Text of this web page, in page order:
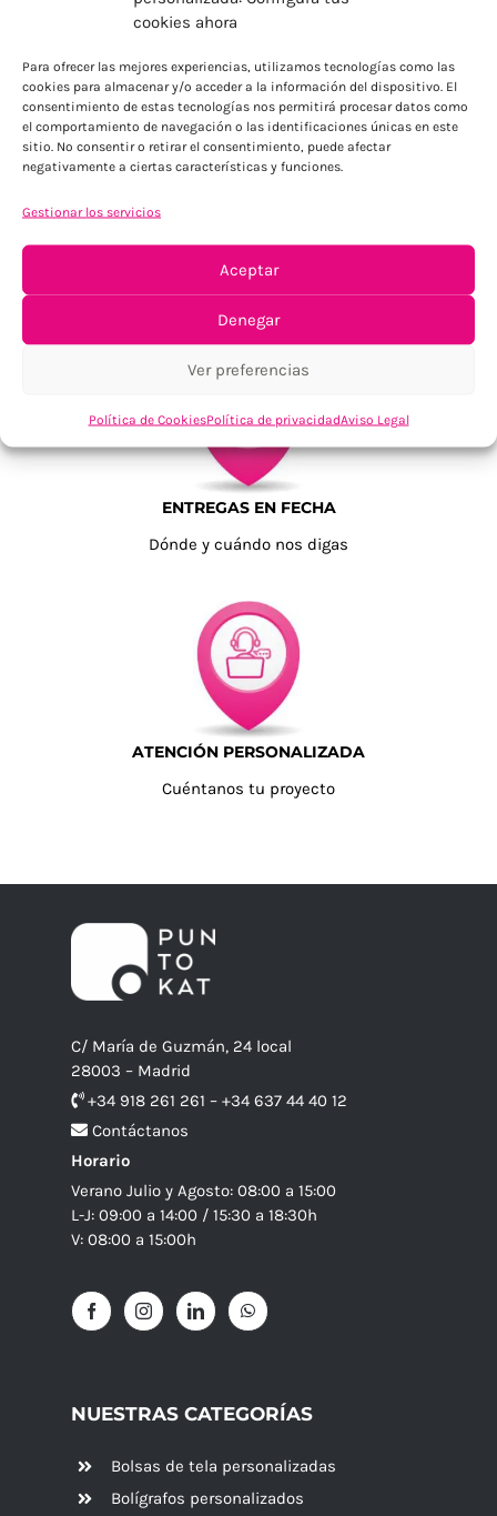
cookies ahora
Para ofrecer las mejores experiencias, utilizamos tecnologías como las
cookies para almacenar y/o acceder a la información del dispositivo. El
consentimiento de estas tecnologías nos permitirá procesar datos como
el comportamiento de navegación o las identificaciones únicas en este
sitio. No consentir o retirar el consentimiento, puede afectar
negativamente a ciertas características y funciones.
Gestionar los servicios
Aceptar
Denegar
Ver preferencias
Política de CookiesPolítica de privacidadAviso Legal
ENVÍOS ECONÓMICOS
TU SATISFACCIÓN = LA NUESTRA
Tu confianza, nuestro objetivo
ENTREGAS EN FECHA
Dónde y cuándo nos digas
ATENCIÓN PERSONALIZADA
Cuéntanos tu proyecto
C/ María de Guzmán, 24 local
28003 – Madrid
+34 918 261 261 – +34 637 44 40 12
Contáctanos
Horario
Verano Julio y Agosto: 08:00 a 15:00
L-J: 09:00 a 14:00 / 15:30 a 18:30h
V: 08:00 a 15:00h
NUESTRAS CATEGORÍAS
Bolsas de tela personalizadas
Bolígrafos personalizados